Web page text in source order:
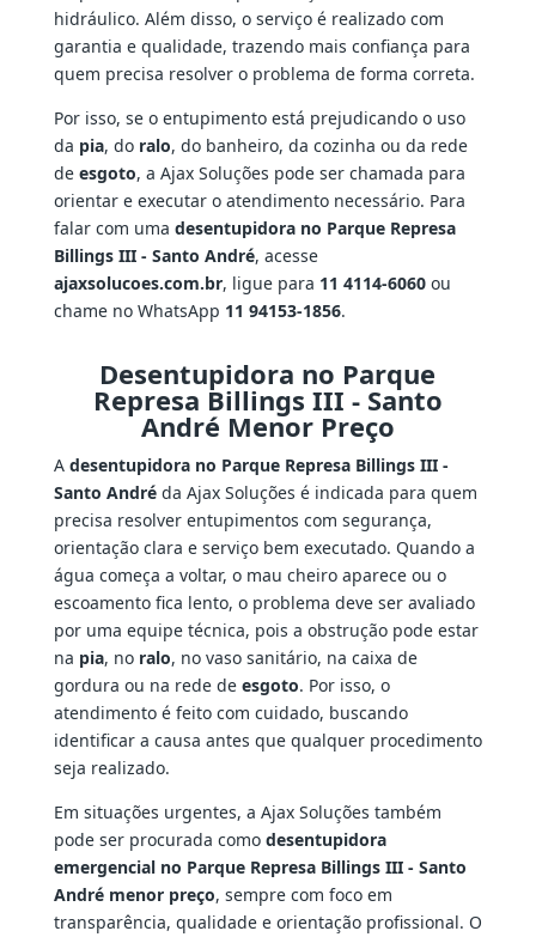
hidráulico. Além disso, o serviço é realizado com
garantia e qualidade, trazendo mais confiança para
quem precisa resolver o problema de forma correta.
Por isso, se o entupimento está prejudicando o uso
da pia, do ralo, do banheiro, da cozinha ou da rede
de esgoto, a Ajax Soluções pode ser chamada para
orientar e executar o atendimento necessário. Para
falar com uma desentupidora no Parque Represa
Billings III - Santo André, acesse
ajaxsolucoes.com.br, ligue para 11 4114-6060ou
chame no WhatsApp 11 94153-1856.
Desentupidora no Parque
Represa Billings III - Santo
André Menor Preço
A desentupidora no Parque Represa Billings III -
Santo Andréda Ajax Soluções é indicada para quem
precisa resolver entupimentos com segurança,
orientação clara e serviço bem executado. Quando a
água começa a voltar, o mau cheiro aparece ou o
escoamento fica lento, o problema deve ser avaliado
por uma equipe técnica, pois a obstrução pode estar
na pia, no ralo, no vaso sanitário, na caixa de
gordura ou na rede de esgoto. Por isso, o
atendimento é feito com cuidado, buscando
identificar a causa antes que qualquer procedimento
seja realizado.
Em situações urgentes, a Ajax Soluções também
pode ser procurada como desentupidora
emergencial no Parque Represa Billings III - Santo
André menor preço, sempre com foco em
transparência, qualidade e orientação profissional. O